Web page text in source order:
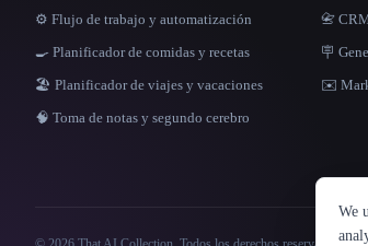
⚙️ Flujo de trabajo y automatización
🍳 Planificador de comidas y recetas
🏖 Planificador de viajes y vacaciones
🧠 Toma de notas y segundo cerebro
📇
🪧
✉️
We